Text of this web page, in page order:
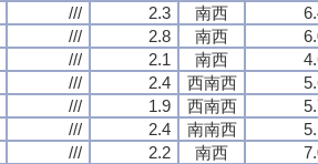
/// 2.3 南西
/// 2.8 南西
/// 2.1 南西
/// 2.4 西南西
/// 1.9 西南西
/// 2.4 南南西
/// 2.2 南西